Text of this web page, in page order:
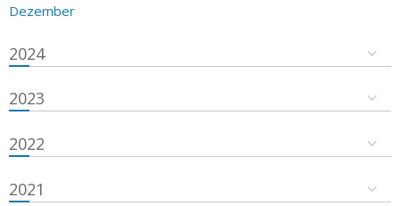
Dezember
2024
2023
2022
2021